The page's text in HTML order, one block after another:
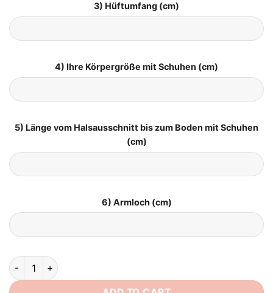
3) Hüftumfang (cm)
4) Ihre Körpergröße mit Schuhen (cm)
5) Länge vom Halsausschnitt bis zum Boden mit Schuhen
(cm)
6) Armloch (cm)
Brautkleid für Mollige Standesamt quantity